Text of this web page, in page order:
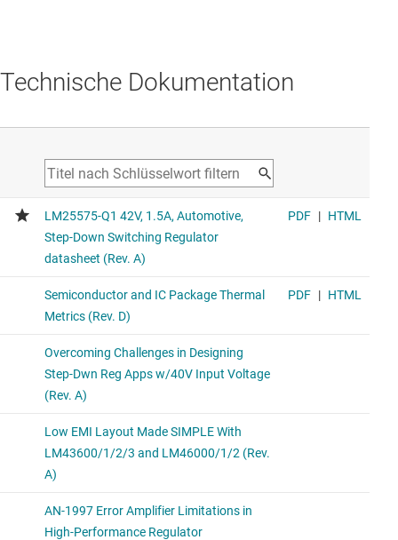
Technische Dokumentation